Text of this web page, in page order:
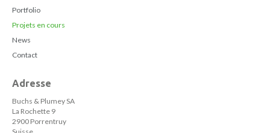
Portfolio
Projets en cours
News
Contact
Adresse
Buchs & Plumey SA
La Rochette 9
2900 Porrentruy